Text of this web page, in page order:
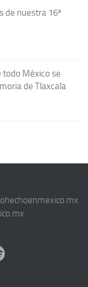
de nuestra 16ª
todo México se
de Tlaxcala